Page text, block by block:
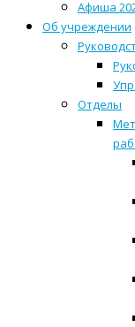
Афиша
Об учреждении
Отделы